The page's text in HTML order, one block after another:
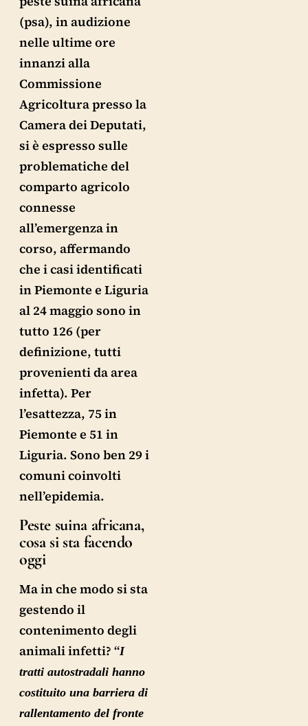
(psa), in audizione
nelle ultime ore
innanzi alla
Commissione
Agricoltura presso la
Camera dei Deputati,
si è espresso sulle
problematiche del
comparto agricolo
connesse
all’emergenza in
corso, affermando
che i casi identificati
in Piemonte e Liguria
al 24 maggio sono in
tutto 126 (per
definizione, tutti
provenienti da area
infetta). Per
l’esattezza, 75 in
Piemonte e 51 in
Liguria. Sono ben 29 i
comuni coinvolti
nell’epidemia.
Peste suina africana,
cosa si sta facendo
oggi
Ma in che modo si sta
gestendo il
contenimento degli
animali infetti? “I
tratti autostradali hanno
costituito una barriera di
rallentamento del fronte